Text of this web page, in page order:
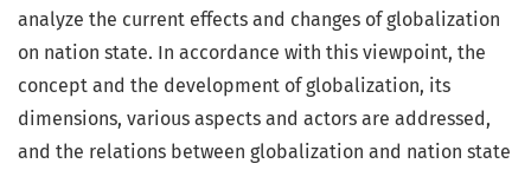
analyze the current effects and changes of globalization
on nation state. In accordance with this viewpoint, the
concept and the development of globalization, its
dimensions, various aspects and actors are addressed,
and the relations between globalization and nation state